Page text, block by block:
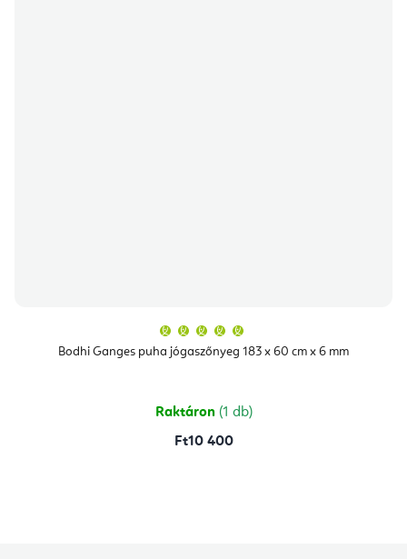
Bodhi Ganges puha jógaszőnyeg 183 x 60 cm x 6 mm
átlagos
értékelése
csillag.
Raktáron (1 db)
Ft10 400